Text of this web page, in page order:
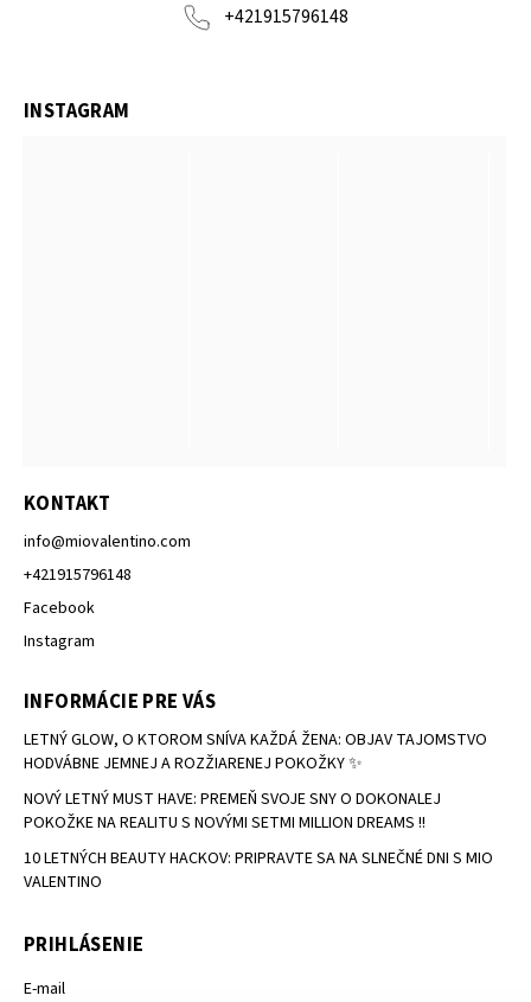
+421915796148
INSTAGRAM
KONTAKT
info@miovalentino.com
+421915796148
Facebook
Instagram
INFORMÁCIE PRE VÁS
LETNÝ GLOW, O KTOROM SNÍVA KAŽDÁ ŽENA: OBJAV TAJOMSTVO
HODVÁBNE JEMNEJ A ROZŽIARENEJ POKOŽKY ✨
NOVÝ LETNÝ MUST HAVE: PREMEŇ SVOJE SNY O DOKONALEJ
POKOŽKE NA REALITU S NOVÝMI SETMI MILLION DREAMS !!
10 LETNÝCH BEAUTY HACKOV: PRIPRAVTE SA NA SLNEČNÉ DNI S MIO
VALENTINO
PRIHLÁSENIE
E-mail